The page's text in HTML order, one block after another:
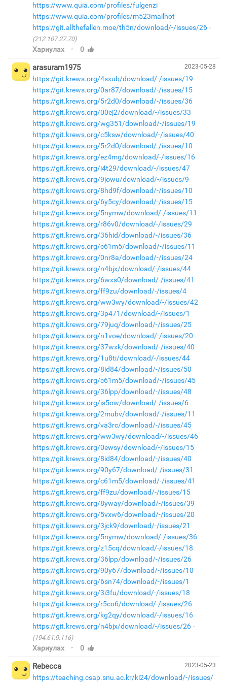
https://www.quia.com/profiles/fulgenzi
https://www.quia.com/profiles/m523mailhot
https://git.allthefallen.moe/th5n/download/-/issues/26
(212.107.27.70)
Хариулах · 0
2023-05-28
arasuram1975
https://git.krews.org/4sxub/download/-/issues/19
https://git.krews.org/0ar87/download/-/issues/15
https://git.krews.org/5r2d0/download/-/issues/36
https://git.krews.org/00ej2/download/-/issues/33
https://git.krews.org/wg351/download/-/issues/19
https://git.krews.org/c5ksw/download/-/issues/40
https://git.krews.org/5r2d0/download/-/issues/10
https://git.krews.org/ez4mg/download/-/issues/16
https://git.krews.org/i4t29/download/-/issues/47
https://git.krews.org/9jowu/download/-/issues/9
https://git.krews.org/8hd9f/download/-/issues/10
https://git.krews.org/6y5cy/download/-/issues/15
https://git.krews.org/5nymw/download/-/issues/11
https://git.krews.org/r86v0/download/-/issues/29
https://git.krews.org/36hid/download/-/issues/36
https://git.krews.org/c61m5/download/-/issues/11
https://git.krews.org/0nr8a/download/-/issues/24
https://git.krews.org/n4bjx/download/-/issues/44
https://git.krews.org/6wxs0/download/-/issues/41
https://git.krews.org/ff9zu/download/-/issues/4
https://git.krews.org/ww3wy/download/-/issues/42
https://git.krews.org/3p471/download/-/issues/1
https://git.krews.org/79juq/download/-/issues/25
https://git.krews.org/n1voe/download/-/issues/20
https://git.krews.org/37wxk/download/-/issues/40
https://git.krews.org/1u8ti/download/-/issues/44
https://git.krews.org/8id84/download/-/issues/50
https://git.krews.org/c61m5/download/-/issues/45
https://git.krews.org/36lpp/download/-/issues/48
https://git.krews.org/is5ow/download/-/issues/6
https://git.krews.org/2mubv/download/-/issues/11
https://git.krews.org/va3rc/download/-/issues/45
https://git.krews.org/ww3wy/download/-/issues/46
https://git.krews.org/0ewsy/download/-/issues/15
https://git.krews.org/8id84/download/-/issues/40
https://git.krews.org/90y67/download/-/issues/31
https://git.krews.org/c61m5/download/-/issues/41
https://git.krews.org/ff9zu/download/-/issues/15
https://git.krews.org/8yway/download/-/issues/39
https://git.krews.org/5vxw6/download/-/issues/20
https://git.krews.org/3jck9/download/-/issues/21
https://git.krews.org/5nymw/download/-/issues/36
https://git.krews.org/z15cq/download/-/issues/18
https://git.krews.org/36lpp/download/-/issues/26
https://git.krews.org/90y67/download/-/issues/10
https://git.krews.org/6sn74/download/-/issues/1
https://git.krews.org/3i3fu/download/-/issues/18
https://git.krews.org/r5co6/download/-/issues/26
https://git.krews.org/kg2qy/download/-/issues/16
https://git.krews.org/n4bjx/download/-/issues/26
(194.61.9.116)
Хариулах · 0
2023-05-23
Rebecca
https://teaching.csap.snu.ac.kr/ki24/download/-/issues/